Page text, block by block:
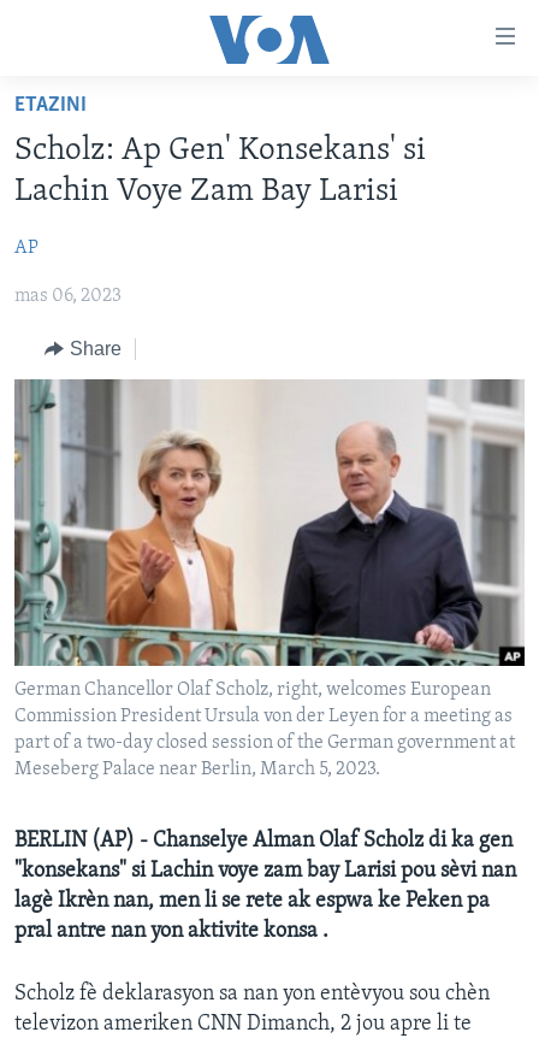
Skip
main
content
to
Navigation
Search
AYITI
LÈZETAZINI
ENTÈNASYONAL
VIDEO
FLASHPOINT IKRÈN
Learning English
Languages
ETAZINI
Scholz: Ap Gen' Konsekans' si
Lachin Voye Zam Bay Larisi
AP
mas 06, 2023
Share
German Chancellor Olaf Scholz, right, welcomes European
Commission President Ursula von der Leyen for a meeting as
part of a two-day closed session of the German government at
Meseberg Palace near Berlin, March 5, 2023.
BERLIN (AP) - Chanselye Alman Olaf Scholz di ka gen
"konsekans" si Lachin voye zam bay Larisi pou sèvi nan
lagè Ikrèn nan, men li se rete ak espwa ke Peken pa
pral antre nan yon aktivite konsa .
Scholz fè deklarasyon sa nan yon entèvyou sou chèn
televizon ameriken CNN Dimanch, 2 jou apre li te